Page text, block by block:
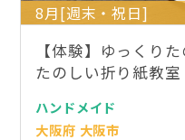
8月[週末・祝日]
【体験】ゆっくり
たのしい折り紙教室
ハンドメイド
大阪府 大阪市